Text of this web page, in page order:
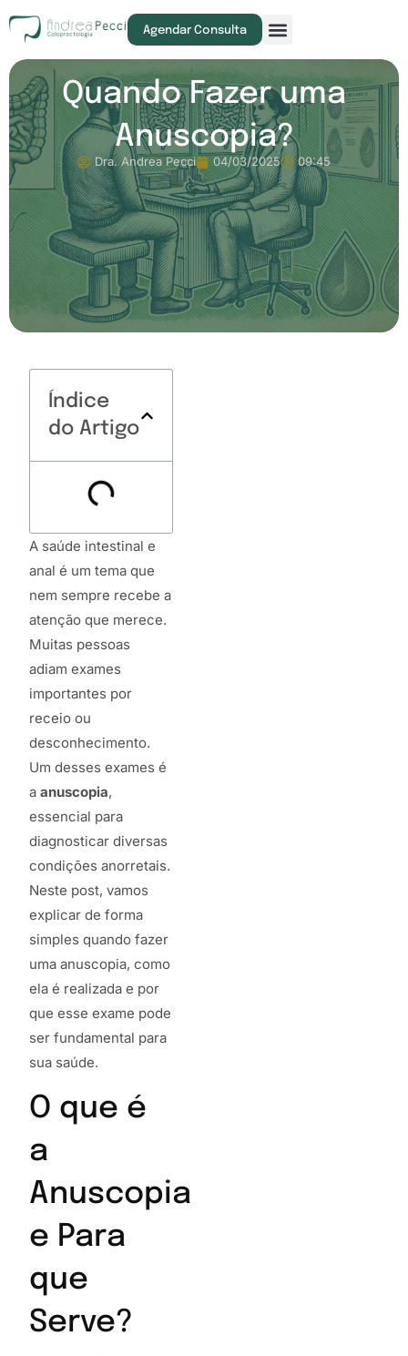
Agendar Consulta
Quando Fazer uma
Anuscopia?
Dra. Andrea Pecci 04/03/2025 09:45
Índice
do Artigo
A saúde intestinal e
anal é um tema que
nem sempre recebe a
atenção que merece.
Muitas pessoas
adiam exames
importantes por
receio ou
desconhecimento.
Um desses exames é
aanuscopia,
essencial para
diagnosticar diversas
condições anorretais.
Neste post, vamos
explicar de forma
simples quando fazer
uma anuscopia, como
ela é realizada e por
que esse exame pode
ser fundamental para
sua saúde.
O que é
a
Anuscopia
e Para
que
Serve?